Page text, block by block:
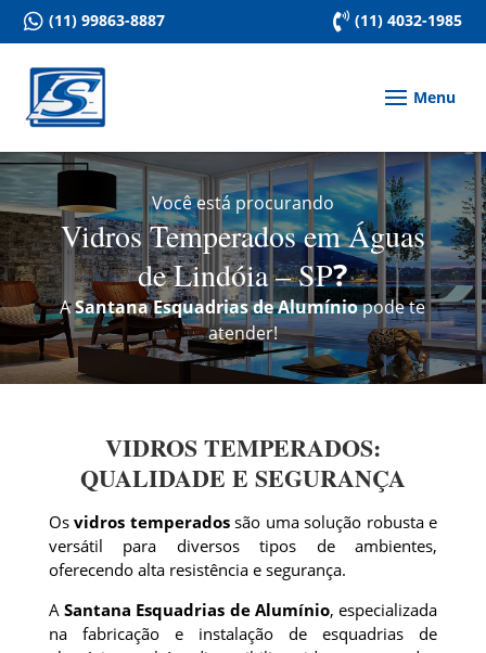
 (11) 99863-8887  (11) 4032-1985
Você está procurando
Vidros Temperados em Águas
de Lindóia – SP?
ASantana Esquadrias de Alumíniopode te
atender!
VIDROS TEMPERADOS:
QUALIDADE E SEGURANÇA
Osvidros temperadossão uma solução robusta e
versátil para diversos tipos de ambientes,
oferecendo alta resistência e segurança.
ASantana Esquadrias de Alumínio, especializada
na fabricação e instalação de esquadrias de